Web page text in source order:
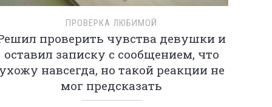
ПРОВЕРКА ЛЮБИМОЙ
проверить чувства девушки и
оставил записку с сообщением, что
навсегда, но такой реакции не
мог предсказать